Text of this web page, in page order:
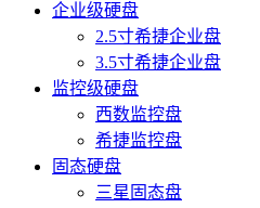
企业级硬盘
2.5寸希捷企业盘
3.5寸希捷企业盘
监控级硬盘
西数监控盘
希捷监控盘
固态硬盘
三星固态盘